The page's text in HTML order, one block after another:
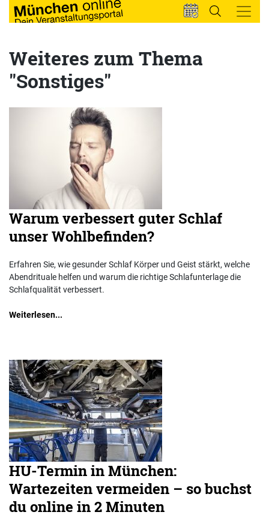
Weiteres zum Thema
"Sonstiges"
Warum verbessert guter Schlaf
unser Wohlbefinden?
Erfahren Sie, wie gesunder Schlaf Körper und Geist stärkt, welche
Abendrituale helfen und warum die richtige Schlafunterlage die
Schlafqualität verbessert.
Weiterlesen...
HU-Termin in München:
Wartezeiten vermeiden – so buchst
du online in 2 Minuten